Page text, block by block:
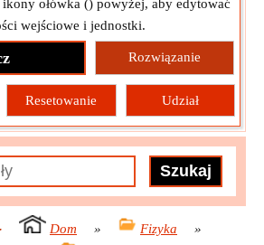
ołówka () powyżej, aby edytować
wejściowe i jednostki.
Rozwiązanie
Resetowanie Udział
Dom » Fizyka
»